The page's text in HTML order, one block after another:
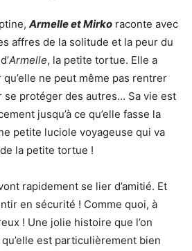
Armelle et Mirko raconte avec
affres de la solitude et la peur du
Armelle, la petite tortue. Elle a
ne peut même pas rentrer
se protéger des autres… Sa vie est
jusqu’à ce qu’elle fasse la
petite luciole voyageuse qui va
la petite tortue !
rapidement se lier d’amitié. Et
en sécurité ! Comme quoi, à
! Une jolie histoire que l’on
est particulièrement bien